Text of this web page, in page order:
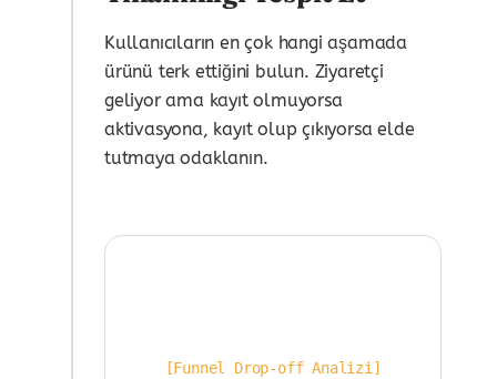
Kullanıcıların en çok hangi aşamada
ürünü terk ettiğini bulun. Ziyaretçi
geliyor ama kayıt olmuyorsa
aktivasyona, kayıt olup çıkıyorsa elde
tutmaya odaklanın.
[Funnel Drop-off Analizi]